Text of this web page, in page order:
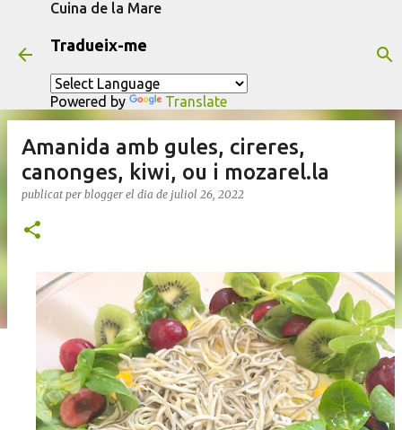
Cuina de la Mare
Tradueix-me
Powered by Translate
Amanida amb gules, cireres,
canonges, kiwi, ou i mozarel.la
publicat per blogger el dia de juliol 26, 2022